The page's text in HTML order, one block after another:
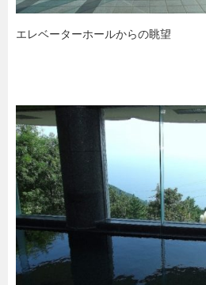
エレベーターホールからの眺望